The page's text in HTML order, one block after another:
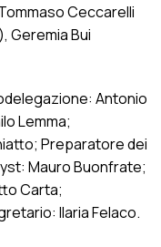
Ceccarelli
Geremia Bui
Antonio
Lemma;
Preparatore dei
Mauro Buonfrate;
Carta;
Ilaria Felaco.